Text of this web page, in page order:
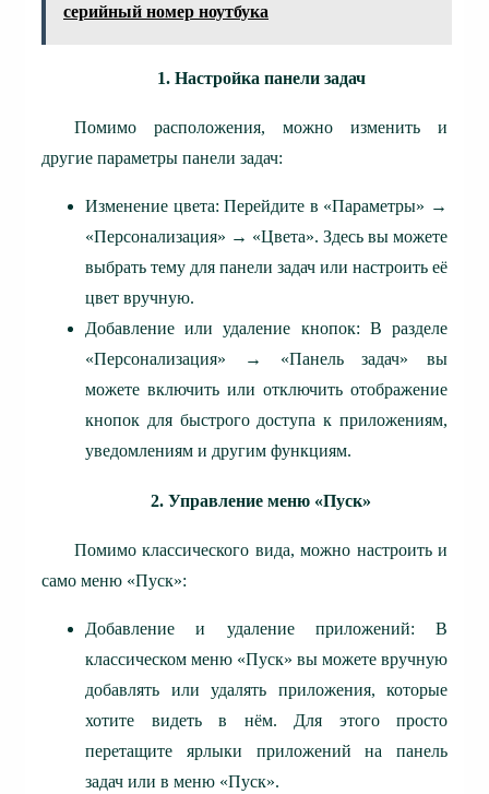
серийный номер ноутбука
1. Настройка панели задач
Помимо расположения, можно изменить и
другие параметры панели задач:
Изменение цвета: Перейдите в «Параметры» →
«Персонализация» → «Цвета». Здесь вы можете
выбрать тему для панели задач или настроить её
цвет вручную.
Добавление или удаление кнопок: В разделе
«Персонализация» → «Панель задач» вы
можете включить или отключить отображение
кнопок для быстрого доступа к приложениям,
уведомлениям и другим функциям.
2. Управление меню «Пуск»
Помимо классического вида, можно настроить и
само меню «Пуск»:
Добавление и удаление приложений: В
классическом меню «Пуск» вы можете вручную
добавлять или удалять приложения, которые
хотите видеть в нём. Для этого просто
перетащите ярлыки приложений на панель
задач или в меню «Пуск».